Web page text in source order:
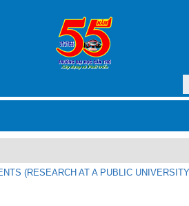
(RESEARCH AT A PUBLIC